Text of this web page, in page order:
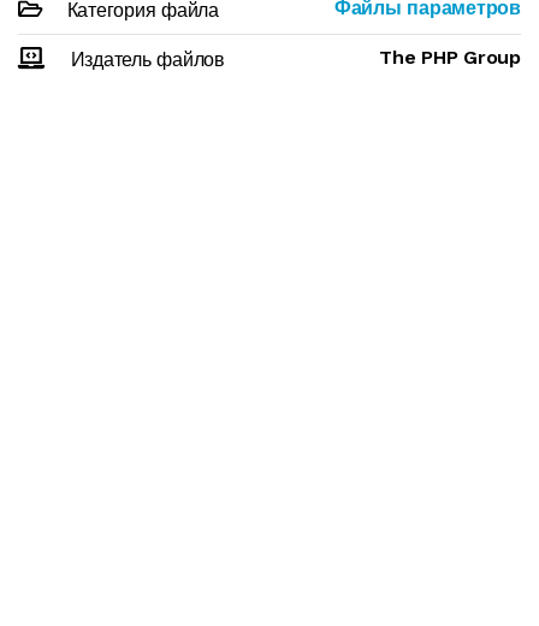
Категория файла Файлы параметров
Издатель файлов The PHP Group